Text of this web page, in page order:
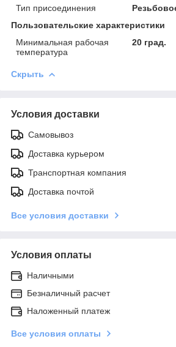
Тип присоединения
Пользовательские характеристики
Минимальная рабочая
температура
20 град.
Скрыть
Условия доставки
Самовывоз
Доставка курьером
Транспортная компания
Доставка почтой
Все условия доставки
Условия оплаты
Наличными
Безналичный расчет
Наложенный платеж
Все условия оплаты